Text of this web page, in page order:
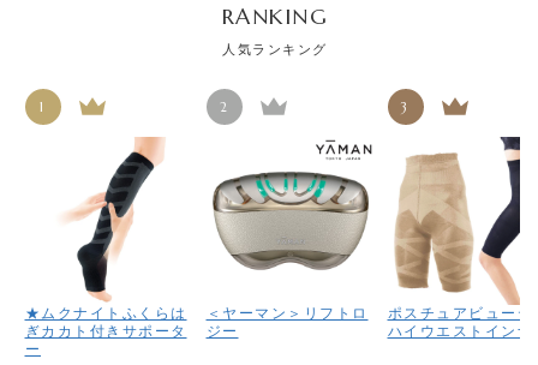
RANKING
人気ランキング
1
★ムクナイトふくらは
ぎカカト付きサポータ
ー
2
＜ヤーマン＞リフトロ
ジー
3
ポスチュアビューテ
ハイウエストインナ